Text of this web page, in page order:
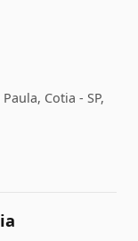
Cotia - SP,